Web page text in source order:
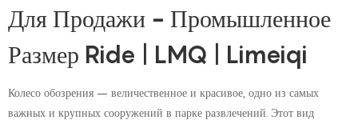
Для Продажи - Промышленное
Размер Ride | LMQ | Limeiqi
Колесо обозрения – величественное и красивое, одно из самых
важных и крупных сооружений в парке развлечений. Этот вид